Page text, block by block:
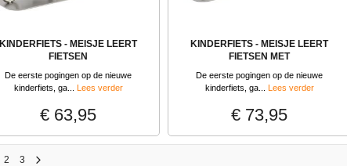
KINDERFIETS - MEISJE LEERT
FIETSEN
De eerste pogingen op de nieuwe
kinderfiets, ga... Lees verder
€ 63,95
KINDERFIETS - MEISJE LEERT
FIETSEN MET
De eerste pogingen op de nieuwe
kinderfiets, ga... Lees verder
€ 73,95
2 3